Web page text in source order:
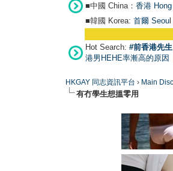
■中國 China： 香港
■韓國 Korea: 首爾 Seou
Hot Search: #前香港先
港男HEHE率漸高的原因
HKGAY 同志資訊平台 › Main
有冇學生想搵零用